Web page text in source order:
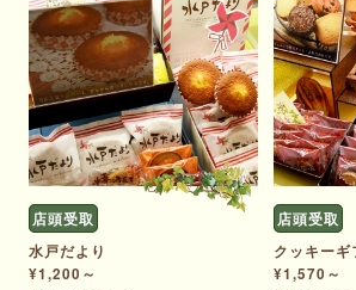
店頭受取
水戸だより
¥1,200～
店頭受取
クッキーギ
¥1,570～